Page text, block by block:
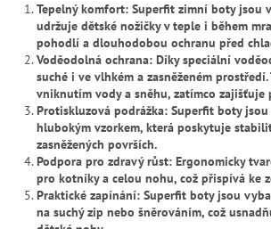
Tepelný komfort: Superfit zimní boty jsou
udržuje dětské nožičky v teple i během
pohodlí a dlouhodobou ochranu před
Voděodolná ochrana: Díky speciální
suché i ve vlhkém a zasněženém
vniknutím vody a sněhu, zatímco zajišťuje
Protiskluzová podrážka: Superfit boty
hlubokým vzorkem, která poskytuje
zasněžených površích.
Podpora pro zdravý růst: Ergonomicky
pro kotníky a celou nohu, což přispívá ke
Praktické zapínání: Superfit boty jsou
na suchý zip nebo šněrováním, což